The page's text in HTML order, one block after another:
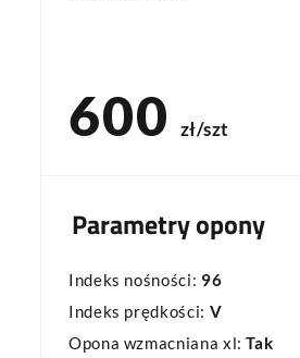
600 zł/szt
Parametry opony
Indeks nośności: 96
Indeks prędkości: V
Opona wzmacniana xl:Tak